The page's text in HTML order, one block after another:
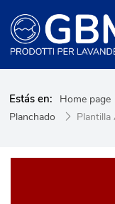
PRODUCTOS
CONTACTOS
Estás en: Home page
Planchado
Plantilla